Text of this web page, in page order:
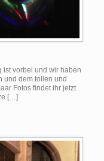
ist vorbei und wir haben
und dem tollen und
Fotos findet ihr jetzt
[…]